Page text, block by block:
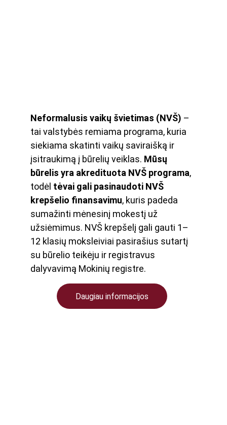
Neformalusis vaikų švietimas (NVŠ) –
tai valstybės remiama programa, kuria
siekiama skatinti vaikų saviraišką ir
įsitraukimą į būrelių veiklas. Mūsų
būrelis yra akredituota NVŠ programa,
todėl tėvai gali pasinaudoti NVŠ
krepšelio finansavimu, kuris padeda
sumažinti mėnesinį mokestį už
užsiėmimus. NVŠ krepšelį gali gauti 1–
12 klasių moksleiviai pasirašius sutartį
su būrelio teikėju ir registravus
dalyvavimą Mokinių registre.
Daugiau informacijos